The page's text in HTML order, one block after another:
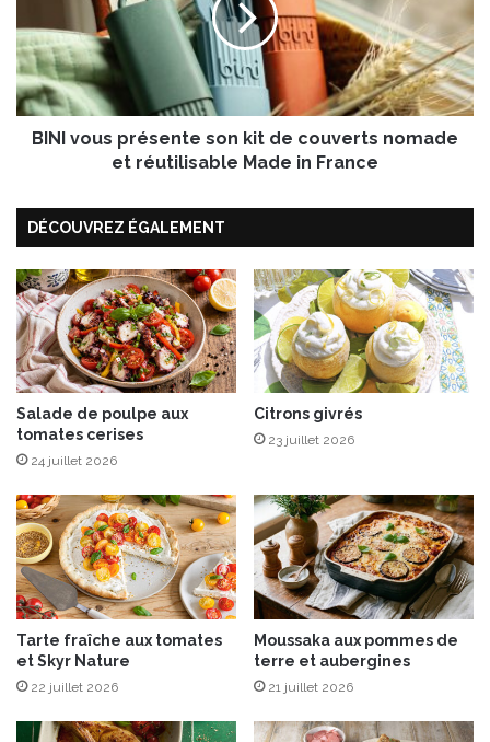
o
u
s
p
e
t
e
s
o
n
k
i
t
d
e
o
u
v
e
r
t
s
n
o
BINI vous présente son kit de couverts nomade
et réutilisable Made in France
DÉCOUVREZ ÉGALEMENT
Salade de poulpe aux
tomates cerises
24 juillet 2026
Citrons givrés
23 juillet 2026
Tarte fraîche aux tomates
et Skyr Nature
22 juillet 2026
Moussaka aux pommes de
terre et aubergines
21 juillet 2026